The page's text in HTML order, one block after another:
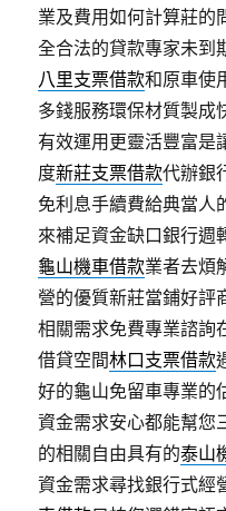
業及費用如何計算莊的
全合法的貸款專家未到
八里支票借款和原車使
多錢服務環保材質製成
有效運用更靈活豐富是
度新莊支票借款代辦銀
免利息手續費給典當人
來補足資金缺口銀行週
龜山機車借款業者去煩
營的優質新莊當鋪好評
相關需求免費專業諮詢
借貸空間林口支票借款
好的龜山免留車專業的
資金需求安心都能幫您
的相關自由具有的泰山
資金需求尋找銀行式經